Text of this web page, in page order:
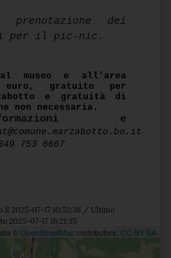
dei
per il pic-nic.
al museo e all'area
euro, gratuito per
e gratuità di
non necessaria.
e
753 6667
il 2025-07-17 10:52:38 / Ultimo
2025-07-17 16:21:35
© OpenStreetMapcontributors, CC-BY-SA